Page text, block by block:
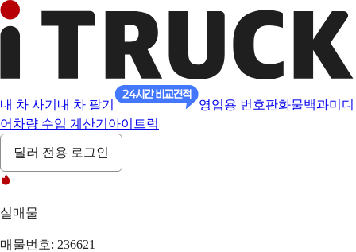
내 차 사기 내 차 팔기 영업용 번호판화물백과미디
어 차량 수입 계산기 아이트럭
딜러 전용 로그인
실매물
매물번호: 236621